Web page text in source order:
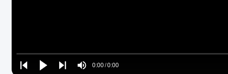
Play
Play
Play
Mute0:00/0:00
Loaded:
0%